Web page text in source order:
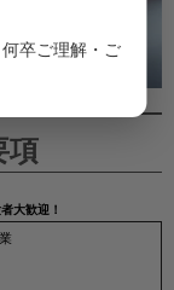
項
大歓迎！
卒ご理解・ご